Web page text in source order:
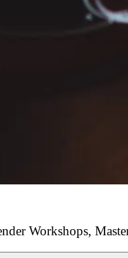
Workshops,